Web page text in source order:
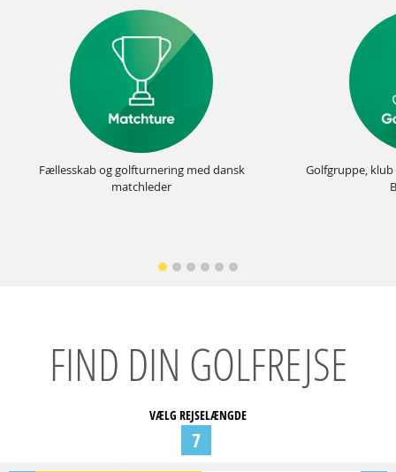
Fællesskab og golfturnering med dansk
matchleder
Golfgruppe,
FIND DIN GOLFREJSE
VÆLG REJSELÆNGDE
7